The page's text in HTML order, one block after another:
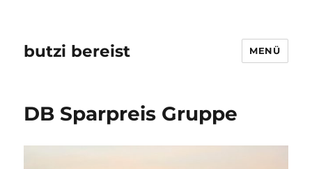
butzi bereist MENÜ
DB Sparpreis Gruppe